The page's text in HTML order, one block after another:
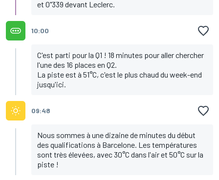
et 0"339 devant Leclerc.
10:00
C'est parti pour la Q1 ! 18 minutes pour aller chercher
l'une des 16 places en Q2.
La piste est à 51°C, c'est le plus chaud du week-end
jusqu'ici.
09:48
Nous sommes à une dizaine de minutes du début
des qualifications à Barcelone. Les températures
sont très élevées, avec 30°C dans l'air et 50°C sur la
piste !